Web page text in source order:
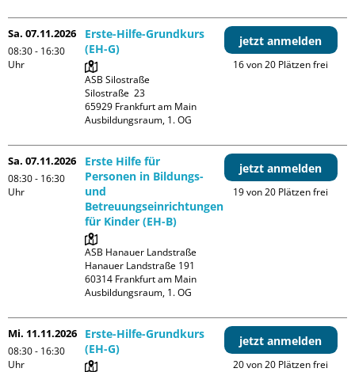
Sa. 07.11.2026
08:30 - 16:30
Uhr
Erste-Hilfe-Grundkurs
(EH-G)
ASB Silostraße
Silostraße  23
65929 Frankfurt am Main
Ausbildungsraum, 1. OG
jetzt anmelden
16 von 20 Plätzen frei
Sa. 07.11.2026
08:30 - 16:30
Uhr
Erste Hilfe für
Personen in Bildungs-
und
Betreuungseinrichtungen
für Kinder (EH-B)
ASB Hanauer Landstraße
Hanauer Landstraße 191
60314 Frankfurt am Main
Ausbildungsraum, 1. OG
jetzt anmelden
19 von 20 Plätzen frei
Mi. 11.11.2026
08:30 - 16:30
Uhr
Erste-Hilfe-Grundkurs
(EH-G)
jetzt anmelden
20 von 20 Plätzen frei